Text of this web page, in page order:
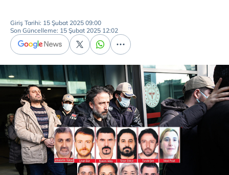
Giriş Tarihi: 15 Şubat 2025 09:00
Son Güncelleme: 15 Şubat 2025 12:02